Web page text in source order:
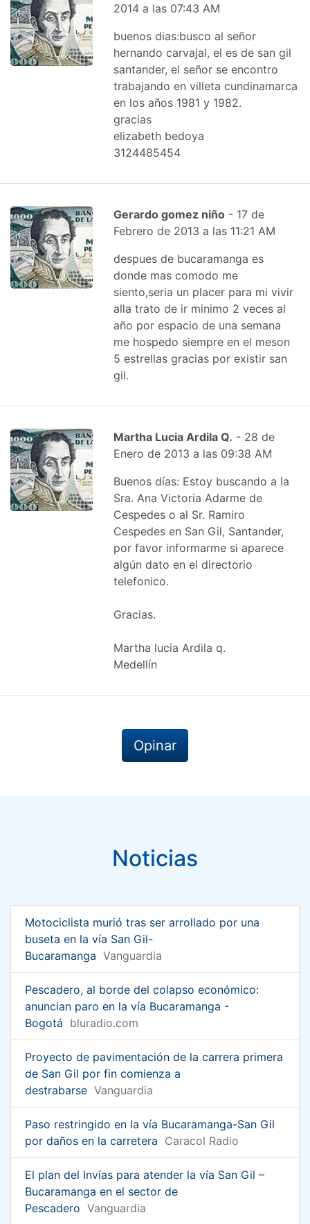
2014 a las 07:43 AM
buenos dias:busco al señor
hernando carvajal, el es de san gil
santander, el señor se encontro
trabajando en villeta cundinamarca
en los años 1981 y 1982.
gracias
elizabeth bedoya
3124485454
Gerardo gomez niño - 17 de
Febrero de 2013 a las 11:21 AM
despues de bucaramanga es
donde mas comodo me
siento,seria un placer para mi vivir
alla trato de ir minimo 2 veces al
año por espacio de una semana
me hospedo siempre en el meson
5 estrellas gracias por existir san
gil.
Martha Lucia Ardila Q. - 28 de
Enero de 2013 a las 09:38 AM
Buenos días: Estoy buscando a la
Sra. Ana Victoria Adarme de
Cespedes o al Sr. Ramiro
Cespedes en San Gil, Santander,
por favor informarme si aparece
algún dato en el directorio
telefonico.
Gracias.
Martha lucia Ardila q.
Medellín
Opinar
Noticias
Motociclista murió tras ser arrollado por una
buseta en la vía San Gil-
Bucaramanga Vanguardia
Pescadero, al borde del colapso económico:
anuncian paro en la vía Bucaramanga -
Bogotá bluradio.com
Proyecto de pavimentación de la carrera primera
de San Gil por fin comienza a
destrabarse Vanguardia
Paso restringido en la vía Bucaramanga-San Gil
por daños en la carretera Caracol Radio
El plan del Invías para atender la vía San Gil –
Bucaramanga en el sector de
Pescadero Vanguardia